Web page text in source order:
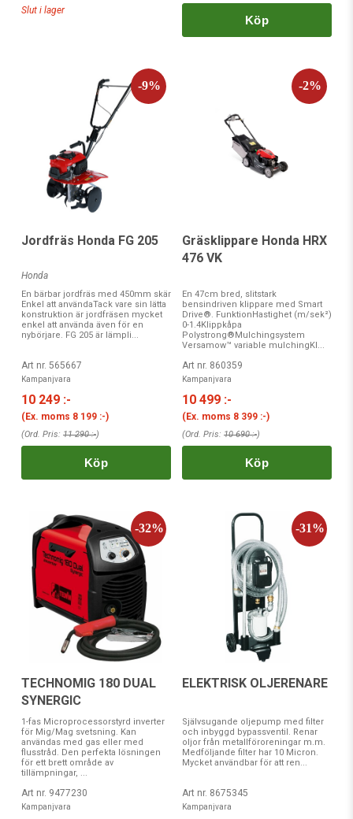
Slut i lager
Köp
Jordfräs Honda FG 205
Honda
En bärbar jordfräs med 450mm skär
Enkel att användaTack vare sin lätta
konstruktion är jordfräsen mycket
enkel att använda även för en
nybörjare. FG 205 är lämpli...
Art nr. 565667
Kampanjvara
10 249 :-
(Ex. moms 8 199 :-)
(Ord. Pris: 11 290 :-)
Köp
Gräsklippare Honda HRX
476 VK
En 47cm bred, slitstark
bensindriven klippare med Smart
Drive®. FunktionHastighet (m/sek²)
0-1.4Klippkåpa
Polystrong®Mulchingsystem
Versamow™ variable mulchingKl...
Art nr. 860359
Kampanjvara
10 499 :-
(Ex. moms 8 399 :-)
(Ord. Pris: 10 690 :-)
Köp
TECHNOMIG 180 DUAL
SYNERGIC
1-fas Microprocessorstyrd inverter
för Mig/Mag svetsning. Kan
användas med gas eller med
flusstråd. Den perfekta lösningen
för ett brett område av
tillämpningar, ...
Art nr. 9477230
Kampanjvara
ELEKTRISK OLJERENARE
Självsugande oljepump med filter
och inbyggd bypassventil. Renar
oljor från metallföroreningar m.m.
Medföljande filter har 10 Micron.
Mycket användbar för att ren...
Art nr. 8675345
Kampanjvara